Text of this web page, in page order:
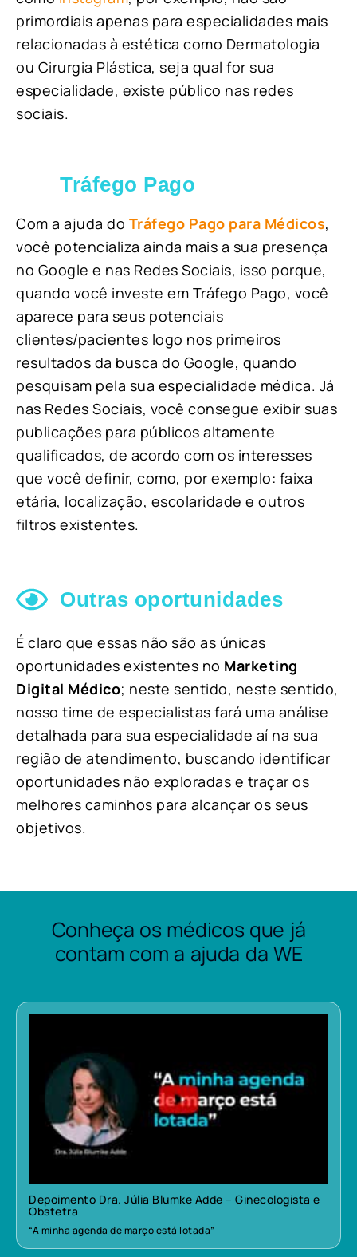
primordiais apenas para especialidades mais
relacionadas à estética como Dermatologia
ou Cirurgia Plástica, seja qual for sua
especialidade, existe público nas redes
sociais.
Tráfego Pago
Com a ajuda do Tráfego Pago para Médicos,
você potencializa ainda mais a sua presença
no Google e nas Redes Sociais, isso porque,
quando você investe em Tráfego Pago, você
aparece para seus potenciais
clientes/pacientes logo nos primeiros
resultados da busca do Google, quando
pesquisam pela sua especialidade médica. Já
nas Redes Sociais, você consegue exibir suas
publicações para públicos altamente
qualificados, de acordo com os interesses
que você definir, como, por exemplo: faixa
etária, localização, escolaridade e outros
filtros existentes.
Outras oportunidades
É claro que essas não são as únicas
oportunidades existentes no Marketing
Digital Médico; neste sentido, neste sentido,
nosso time de especialistas fará uma análise
detalhada para sua especialidade aí na sua
região de atendimento, buscando identificar
oportunidades não exploradas e traçar os
melhores caminhos para alcançar os seus
objetivos.
Conheça os médicos que já
contam com a ajuda da WE
Depoimento Dra. Júlia Blumke Adde – Ginecologista e
Obstetra
“A minha agenda de março está lotada”